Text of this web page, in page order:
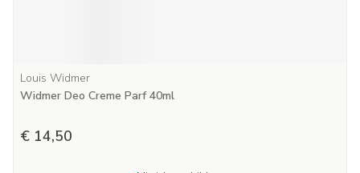
Louis Widmer
Widmer Deo Creme Parf 40ml
€ 14,50